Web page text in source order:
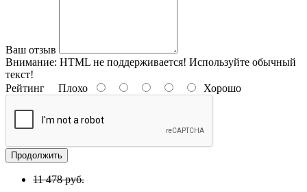
Ваш отзыв
Внимание: HTML не поддерживается! Используйте обычный
текст!
Рейтинг Плохо Хорошо
Продолжить
11 478 руб.